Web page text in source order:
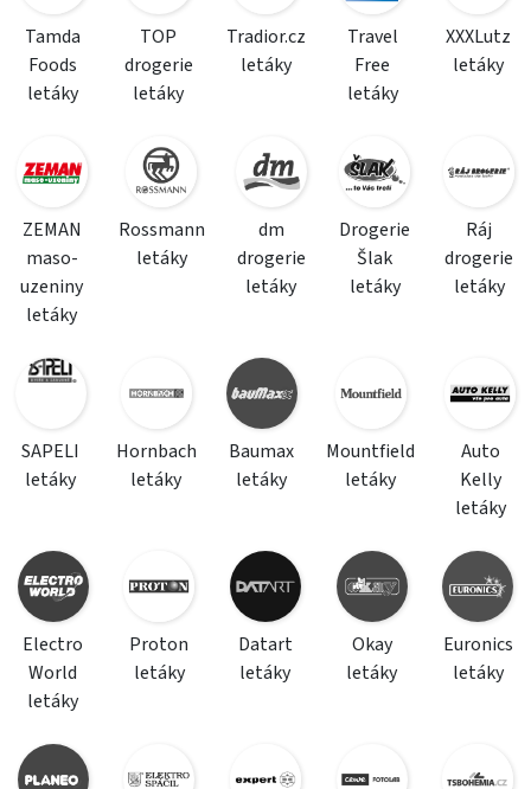
Tamda
Foods
letáky
TOP
drogerie
letáky
Tradior.cz
letáky
Travel
Free
letáky
XXXLutz
letáky
ZEMAN
maso-
uzeniny
letáky
Rossmann
letáky
dm
drogerie
letáky
Drogerie
Šlak
letáky
Ráj
drogerie
letáky
SAPELI
letáky
Hornbach
letáky
Baumax
letáky
Mountfield
letáky
Auto
Kelly
letáky
Electro
World
letáky
Proton
letáky
Datart
letáky
Okay
letáky
Euronics
letáky